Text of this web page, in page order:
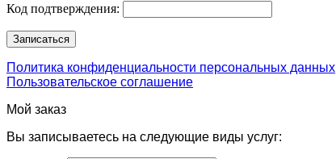
Код подтверждения:
Политика конфиденциальности персональных данных
Пользовательское соглашение
Мой заказ
Вы записываетесь на следующие виды услуг: